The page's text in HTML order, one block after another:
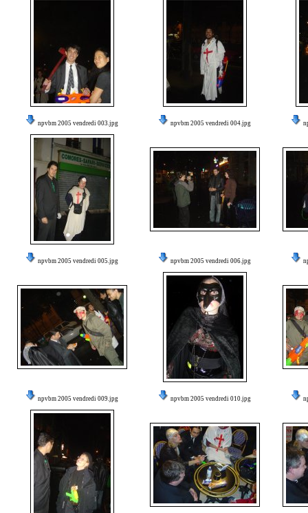
npvbm 2005 vendredi 003.jpg npvbm 2005 vendredi 004.jpg
npvbm 2005 vendredi 005.jpg npvbm 2005 vendredi 006.jpg
npvbm 2005 vendredi 009.jpg npvbm 2005 vendredi 010.jpg